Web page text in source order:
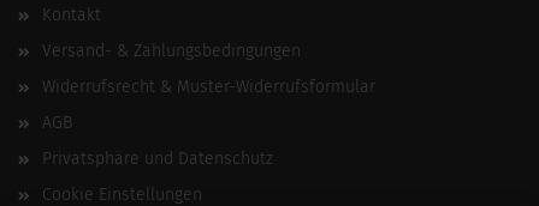
Kontakt
Versand- & Zahlungsbedingungen
Widerrufsrecht & Muster-Widerrufsformular
AGB
Privatsphäre und Datenschutz
Cookie Einstellungen